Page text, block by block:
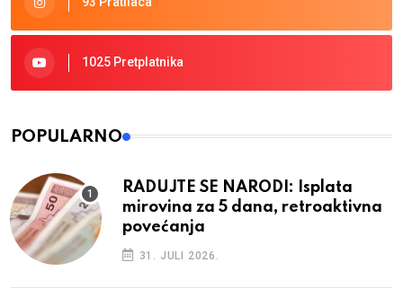
1025 Pretplatnika
POPULARNO
RADUJTE SE NARODI: Isplata
mirovina za 5 dana, retroaktivna
povećanja
31. JULI 2026.